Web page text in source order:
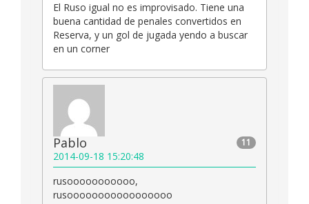
El Ruso igual no es improvisado. Tiene una
buena cantidad de penales convertidos en
Reserva, y un gol de jugada yendo a buscar
en un corner
11
Pablo
2014-09-18 15:20:48
rusooooooooooo,
rusooooooooooooooooo